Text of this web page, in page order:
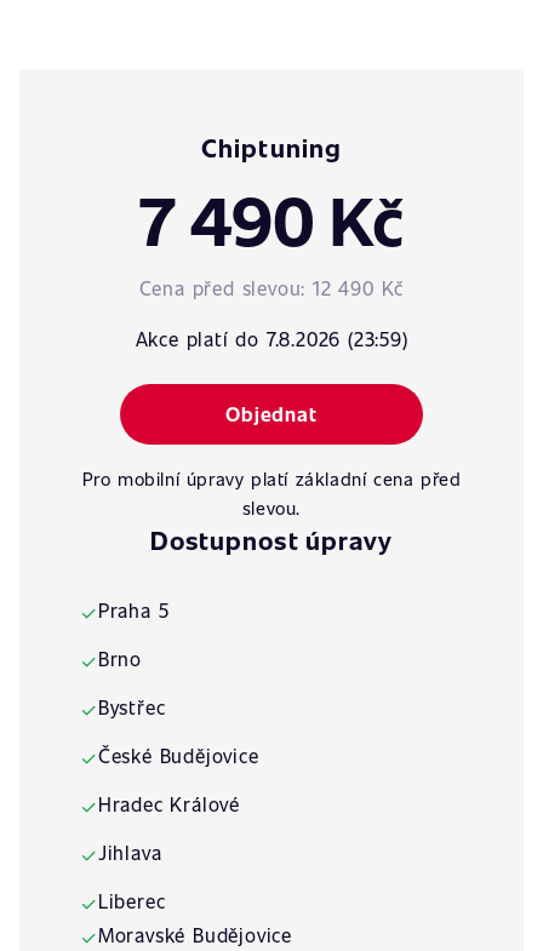
Chiptuning
7 490 Kč
Cena před slevou:12 490 Kč
Akce platí do 7.8.2026 (23:59)
Objednat
Pro mobilní úpravy platí základní cena před
slevou.
Dostupnost úpravy
✓Praha 5
✓Brno
✓Bystřec
✓České Budějovice
✓Hradec Králové
✓Jihlava
✓Liberec
✓Moravské Budějovice